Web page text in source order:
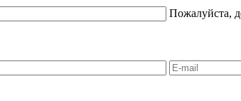
Пожалуйста,